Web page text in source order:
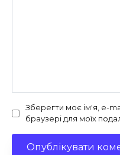
Зберегти моє ім'я, e-
браузері для моїх